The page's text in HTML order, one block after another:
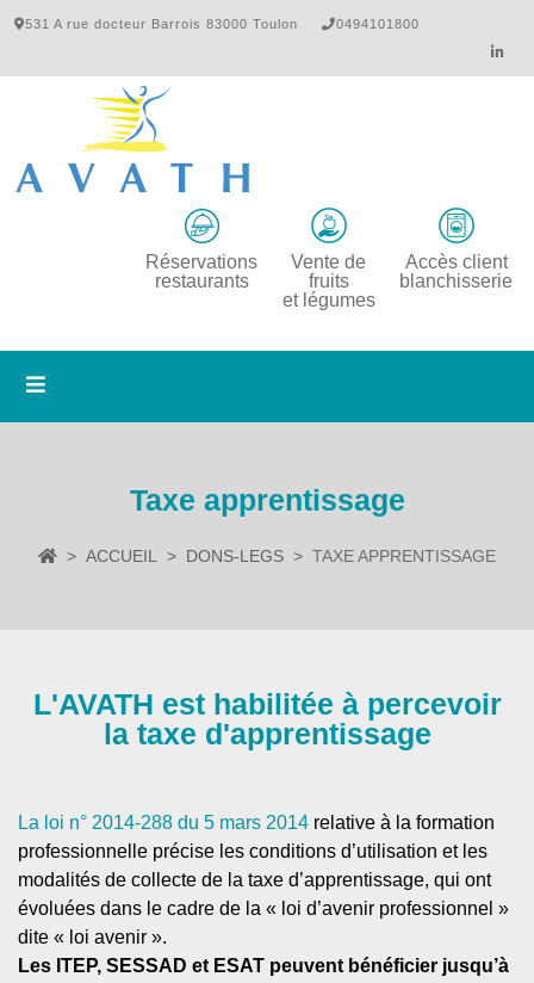
531 A rue docteur Barrois 83000 Toulon 0494101800
Réservations
restaurants
Vente de
fruits
et légumes
Accès client
blanchisserie
Taxe apprentissage
ACCUEIL DONS-LEGS TAXE APPRENTISSAGE
L'AVATH est habilitée à percevoir
la taxe d'apprentissage
La loi n° 2014-288 du 5 mars 2014 relative à la formation
professionnelle précise les conditions d’utilisation et les
modalités de collecte de la taxe d’apprentissage, qui ont
évoluées dans le cadre de la « loi d’avenir professionnel »
dite « loi avenir ».
Les ITEP, SESSAD et ESAT peuvent bénéficier jusqu’à